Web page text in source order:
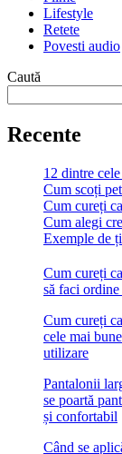
Lifestyle
Retete
Povesti audio
Caută
Recente
12 dintre
Cum scoți
Cum cureți
Cum alegi
Exemple de
Cum cureți
să faci
Cum cureți
cele mai
utilizare
Pantalonii
se poartă
și confortabil
Când se